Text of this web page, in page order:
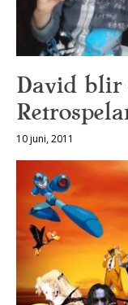
David blir
10 juni, 2011